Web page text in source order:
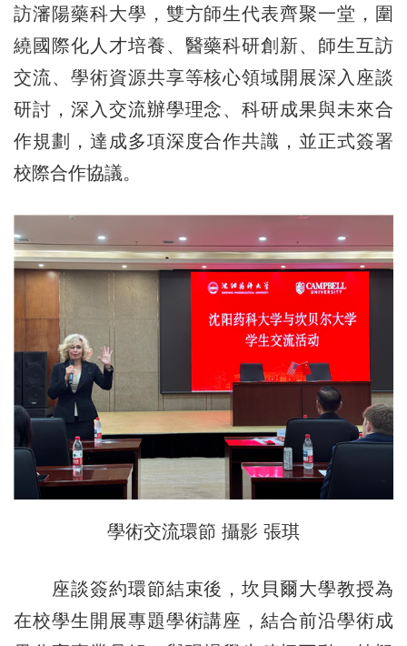
訪瀋陽藥科大學，雙方師生代表齊聚一堂，圍
繞國際化人才培養、醫藥科研創新、師生互訪
交流、學術資源共享等核心領域開展深入座談
研討，深入交流辦學理念、科研成果與未來合
作規劃，達成多項深度合作共識，並正式簽署
校際合作協議。
學術交流環節 攝影 張琪
座談簽約環節結束後，坎貝爾大學教授為
在校學生開展專題學術講座，結合前沿學術成